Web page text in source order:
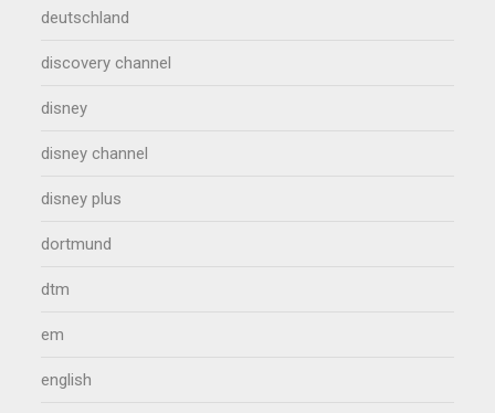
deutschland
discovery channel
disney
disney channel
disney plus
dortmund
dtm
em
english